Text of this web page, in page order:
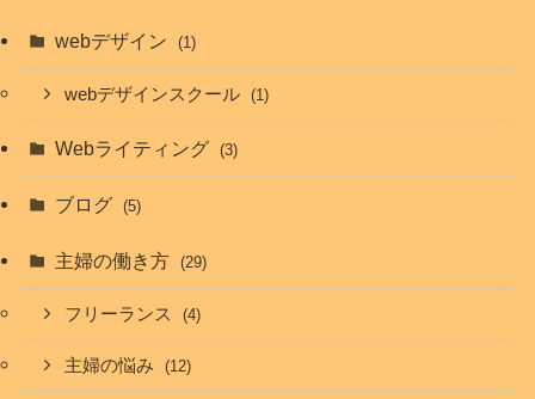
webデザイン (1)
webデザインスクール (1)
Webライティング (3)
ブログ (5)
主婦の働き方 (29)
フリーランス (4)
主婦の悩み (12)